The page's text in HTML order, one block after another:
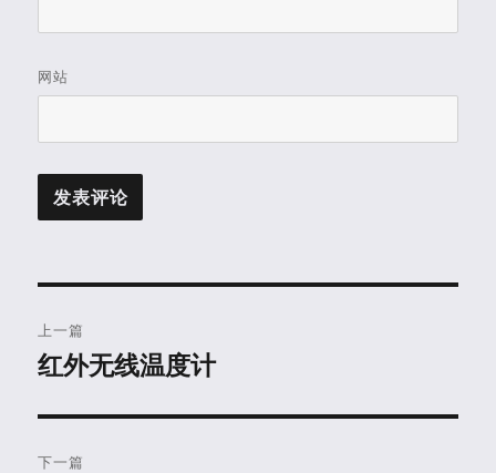
网站
章
航
上一篇
上
文
章：
红外无线温度计
下一篇